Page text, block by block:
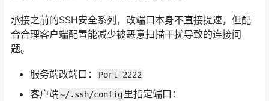
承接之前的SSH安全系列，改端口本身不直接提速，但配
合合理客户端配置能减少被恶意扫描干扰导致的连接问
题。
服务端改端口： Port 2222
客户端~/.ssh/config 里指定端口：